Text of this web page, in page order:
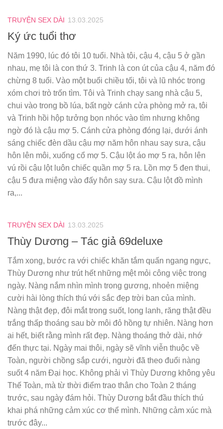
TRUYỆN SEX DÀI 13.03.2025
Ký ức tuổi thơ
Năm 1990, lúc đó tôi 10 tuổi. Nhà tôi, cậu 4, cậu 5 ở gần
nhau, mẹ tôi là con thứ 3. Trinh là con út của cậu 4, năm đó
chừng 8 tuổi. Vào một buổi chiều tối, tôi và lũ nhóc trong
xóm chơi trò trốn tìm. Tôi và Trinh chạy sang nhà cậu 5,
chui vào trong bồ lúa, bất ngờ cánh cửa phòng mở ra, tôi
và Trinh hồi hộp tưởng bọn nhóc vào tìm nhưng không
ngờ đó là cậu mợ 5. Cánh cửa phòng đóng lại, dưới ánh
sáng chiếc đèn dầu cậu mợ năm hôn nhau say sưa, cậu
hôn lên môi, xuống cổ mợ 5. Cậu lột áo mợ 5 ra, hôn lên
vú rồi cậu lột luôn chiếc quần mợ 5 ra. Lồn mợ 5 đen thui,
cậu 5 đưa miệng vào đấy hôn say sưa. Cậu lột đồ mình
ra,...
TRUYỆN SEX DÀI 13.03.2025
Thùy Dương – Tác giả 69deluxe
Tắm xong, bước ra với chiếc khăn tắm quấn ngang ngực,
Thùy Dương như trút hết những mệt mỏi công việc trong
ngày. Nàng nắm nhìn mình trong gương, nhoẻn miệng
cười hài lòng thích thú với sắc đẹp trời ban của mình.
Nàng thật đẹp, đôi mắt trong suốt, long lanh, răng thật đều
trắng thấp thoáng sau bờ môi đỏ hồng tự nhiên. Nàng hơn
ai hết, biết rằng mình rất đẹp. Nàng thoáng thở dài, nhớ
đến thực tại. Ngày mai thôi, ngày sẽ vĩnh viễn thuộc về
Toàn, người chồng sắp cưới, người đã theo đuổi nàng
suốt 4 năm Đại học. Không phải vì Thùy Dương không yêu
Thế Toàn, mà từ thời điểm trao thân cho Toàn 2 tháng
trước, sau ngày đám hỏi. Thùy Dương bắt đầu thích thú
khai phá những cảm xúc cơ thể mình. Những cảm xúc mà
trước đây...